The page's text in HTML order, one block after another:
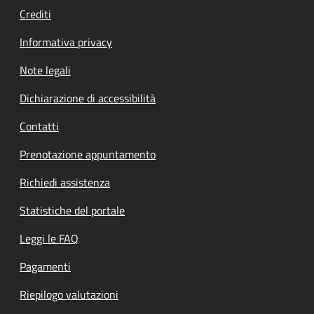
Crediti
Informativa privacy
Note legali
Dichiarazione di accessibilità
Contatti
Prenotazione appuntamento
Richiedi assistenza
Statistiche del portale
Leggi le FAQ
Pagamenti
Riepilogo valutazioni